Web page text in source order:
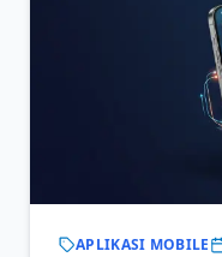
APLIKASI MOBILE